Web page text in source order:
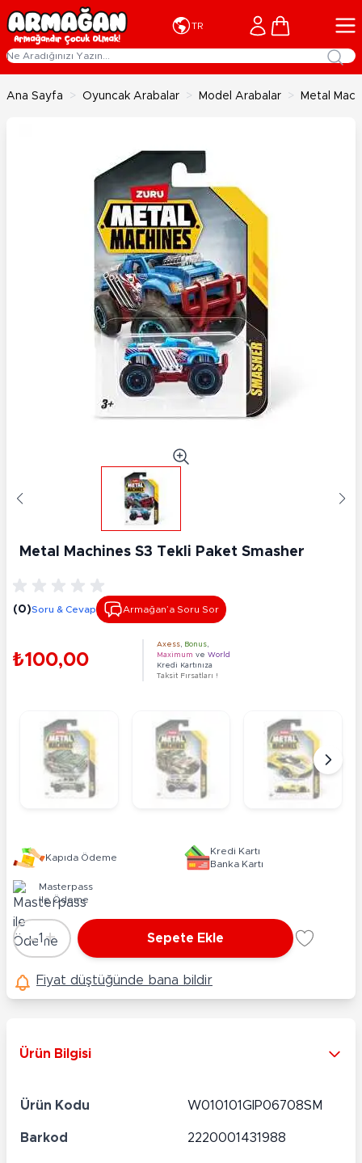
İçeriğe geç
TR Cart
Ana Sayfa > Oyuncak Arabalar > Model Arabalar > Metal
Metal Machines S3 Tekli Paket Smasher
(0)Soru & Cevap Armağan’a Soru Sor
₺100,00
Axess Bonus
Maximum ve World
Kredi Kartınıza
Taksit Fırsatları !
Kapıda Ödeme
Kredi Kartı
Banka Kartı
Masterpass
ile Ödeme
Adet
-1 + Sepete Ekle
Fiyat düştüğünde bana bildir
Ürün Bilgisi
Ürün Kodu W010101GIP06708SM
Barkod 2220001431988